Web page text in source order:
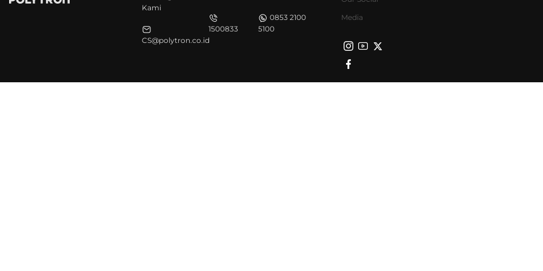
Kami
CS@polytron.co.id
1500833
0853 2100
5100
Media